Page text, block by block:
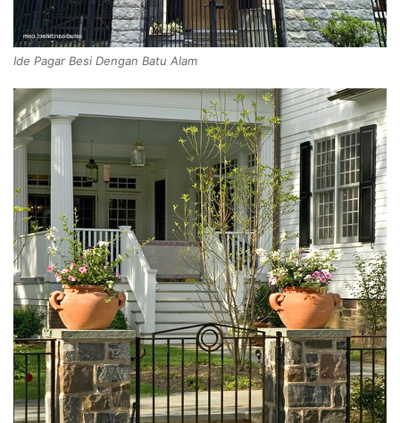
Ide Pagar Besi Dengan Batu Alam